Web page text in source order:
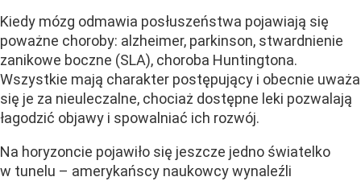
Kiedy mózg odmawia posłuszeństwa pojawiają się
poważne choroby: alzheimer, parkinson, stwardnienie
zanikowe boczne (SLA), choroba Huntingtona.
Wszystkie mają charakter postępujący i obecnie uważa
się je za nieuleczalne, chociaż dostępne leki pozwalają
łagodzić objawy i spowalniać ich rozwój.
Na horyzoncie pojawiło się jeszcze jedno światelko
w tunelu – amerykańscy naukowcy wynaleźli